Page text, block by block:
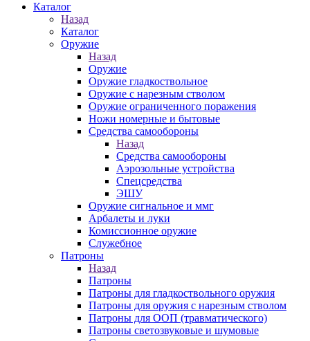
Каталог
Назад
Каталог
Оружие
Назад
Оружие
Оружие гладкоствольное
Оружие с нарезным стволом
Оружие ограниченного поражения
Ножи номерные и бытовые
Средства самообороны
Назад
Средства самообороны
Аэрозольные устройства
Спецсредства
ЭШУ
Оружие сигнальное и ммг
Арбалеты и луки
Комиссионное оружие
Служебное
Патроны
Назад
Патроны
Патроны для гладкоствольного оружия
Патроны для оружия с нарезным стволом
Патроны для ООП (травматического)
Патроны светозвуковые и шумовые